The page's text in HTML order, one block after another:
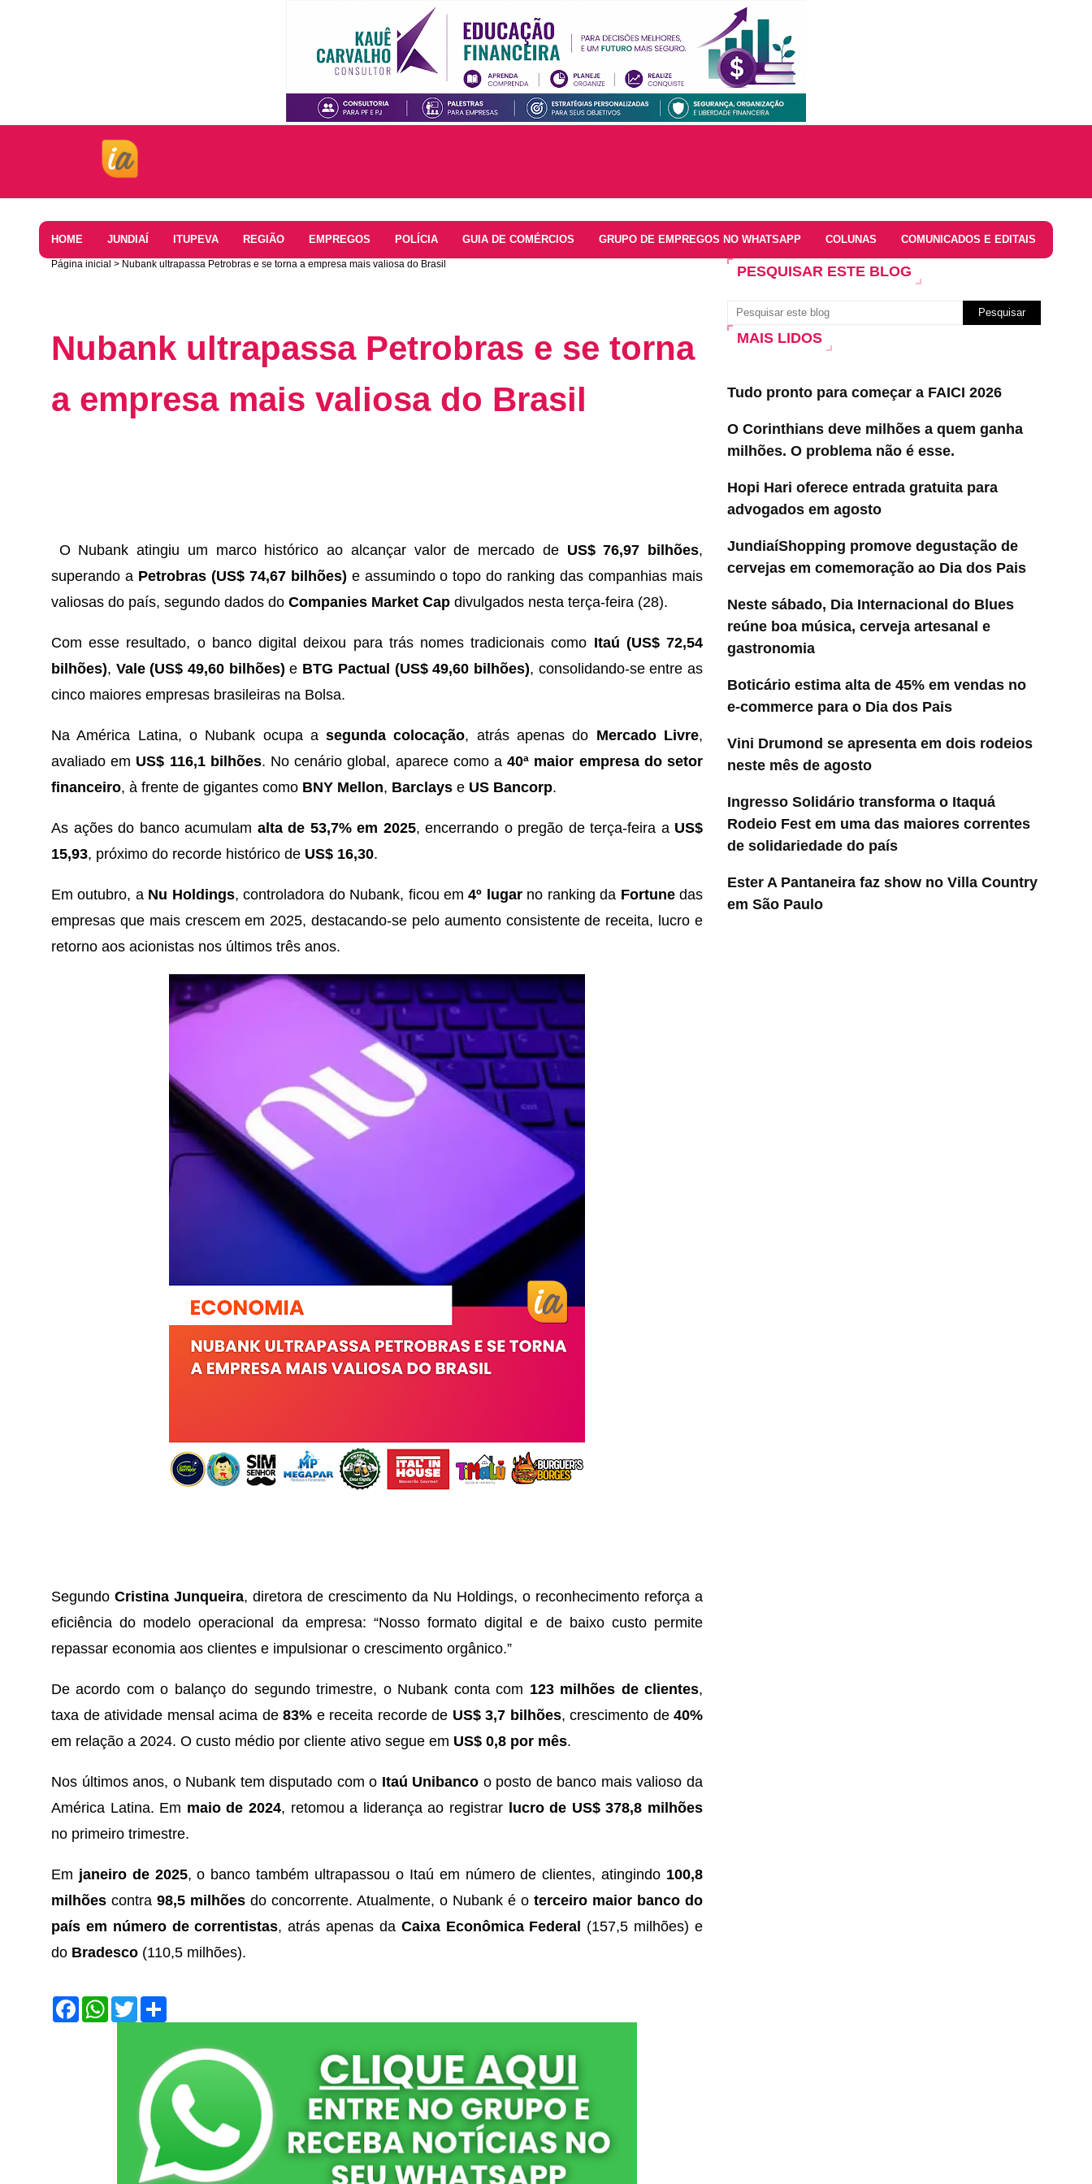
HOME JUNDIAÍ ITUPEVA REGIÃO EMPREGOS POLÍCIA GUIA DE COMÉRCIOS GRUPO DE EMPREGOS NO WHATSAPP COLUNAS COMUNICADOS E EDITAIS
Página inicial Nubank ultrapassa Petrobras e se torna a empresa mais valiosa do Brasil
Nubank ultrapassa Petrobras e se torna
a empresa mais valiosa do Brasil
O Nubank atingiu um marco histórico ao alcançar valor de mercado de US$ 76,97 bilhões,
superando a Petrobras (US$ 74,67 bilhões) e assumindo o topo do ranking das companhias mais
valiosas do país, segundo dados do Companies Market Cap divulgados nesta terça-feira (28).
Com esse resultado, o banco digital deixou para trás nomes tradicionais como Itaú (US$ 72,54
bilhões), Vale (US$ 49,60 bilhões) e BTG Pactual (US$ 49,60 bilhões), consolidando-se entre as
cinco maiores empresas brasileiras na Bolsa.
Na América Latina, o Nubank ocupa asegunda colocação, atrás apenas do Mercado Livre,
avaliado em US$ 116,1 bilhões. No cenário global, aparece como a40ª maior empresa do setor
financeiro, à frente de gigantes como BNY Mellon, Barclays e US Bancorp.
As ações do banco acumulam alta de 53,7% em 2025, encerrando o pregão de terça-feira a US$
15,93, próximo do recorde histórico de US$ 16,30.
Em outubro, a Nu Holdings, controladora do Nubank, ficou em4º lugarno ranking da Fortunedas
empresas que mais crescem em 2025, destacando-se pelo aumento consistente de receita, lucro e
retorno aos acionistas nos últimos três anos.
Segundo Cristina Junqueira, diretora de crescimento da Nu Holdings, o reconhecimento reforça a
eficiência do modelo operacional da empresa: “Nosso formato digital e de baixo custo permite
repassar economia aos clientes e impulsionar o crescimento orgânico.”
De acordo com o balanço do segundo trimestre, o Nubank conta com 123 milhões de clientes,
taxa de atividade mensal acima de 83% e receita recorde de US$ 3,7 bilhões, crescimento de 40%
em relação a 2024. O custo médio por cliente ativo segue em US$ 0,8 por mês.
Nos últimos anos, o Nubank tem disputado com o Itaú Unibanco o posto de banco mais valioso da
América Latina. Em maio de 2024, retomou a liderança ao registrar
lucro de US$ 378,8 milhões
no primeiro trimestre.
Em janeiro de 2025, o banco também ultrapassou o Itaú em número de clientes, atingindo 100,8
milhões contra 98,5 milhões do concorrente. Atualmente, o Nubank é o terceiro maior banco do
país em número de correntistas, atrás apenas da Caixa Econômica Federal
(157,5 milhões) e
do Bradesco (110,5 milhões).
F
a
W
h
T
w
e
PESQUISAR ESTE BLOG
MAIS LIDOS
Tudo pronto para começar a FAICI 2026
O Corinthians deve milhões a quem ganha
milhões. O problema não é esse.
Hopi Hari oferece entrada gratuita para
advogados em agosto
JundiaíShopping promove degustação de
cervejas em comemoração ao Dia dos Pais
Neste sábado, Dia Internacional do Blues
reúne boa música, cerveja artesanal e
gastronomia
Boticário estima alta de 45% em vendas no
e-commerce para o Dia dos Pais
Vini Drumond se apresenta em dois rodeios
neste mês de agosto
Ingresso Solidário transforma o Itaquá
Rodeio Fest em uma das maiores correntes
de solidariedade do país
Ester A Pantaneira faz show no Villa Country
em São Paulo